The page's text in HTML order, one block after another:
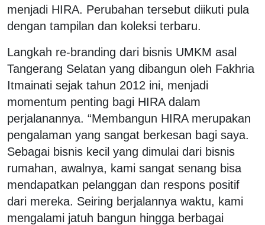
menjadi HIRA. Perubahan tersebut diikuti pula
dengan tampilan dan koleksi terbaru.
Langkah re-branding dari bisnis UMKM asal
Tangerang Selatan yang dibangun oleh Fakhria
Itmainati sejak tahun 2012 ini, menjadi
momentum penting bagi HIRA dalam
perjalanannya. “Membangun HIRA merupakan
pengalaman yang sangat berkesan bagi saya.
Sebagai bisnis kecil yang dimulai dari bisnis
rumahan, awalnya, kami sangat senang bisa
mendapatkan pelanggan dan respons positif
dari mereka. Seiring berjalannya waktu, kami
mengalami jatuh bangun hingga berbagai